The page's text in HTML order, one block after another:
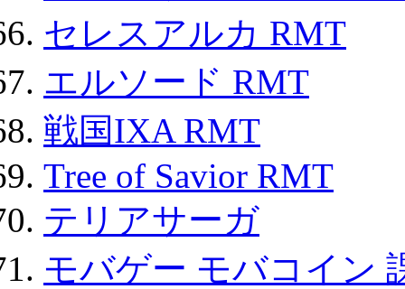
セレスアルカ RMT
エルソード RMT
戦国IXA RMT
Tree of Savior RMT
テリアサーガ
モバゲー モバコイン